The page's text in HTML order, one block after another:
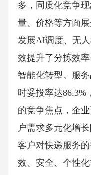
多，同质化竞争
量、价格等方面
发展AI调度、无
效提升了分拣效
智能化转型。服
时妥投率达86.3%
的竞争焦点，企
户需求多元化增
客户对快递服务
效、安全、个性